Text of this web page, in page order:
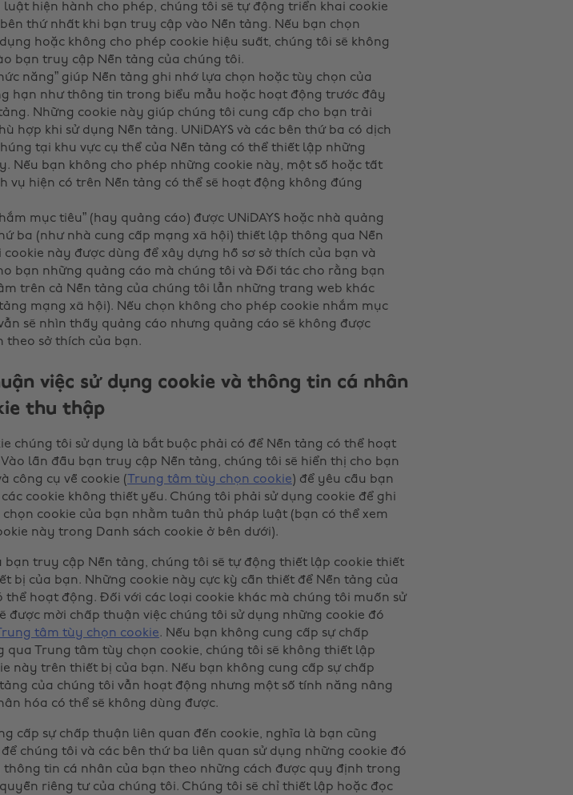
luật hiện hành cho phép, chúng tôi sẽ tự động triển khai cookie
thứ nhất khi bạn truy cập vào Nền tảng. Nếu bạn chọn
hoặc không cho phép cookie hiệu suất, chúng tôi sẽ không
bạn truy cập Nền tảng của chúng tôi.
năng” giúp Nền tảng ghi nhớ lựa chọn hoặc tùy chọn của
hạn như thông tin trong biểu mẫu hoặc hoạt động trước đây
Những cookie này giúp chúng tôi cung cấp cho bạn trải
hợp khi sử dụng Nền tảng. UNiDAYS và các bên thứ ba có dịch
tại khu vực cụ thể của Nền tảng có thể thiết lập những
Nếu bạn không cho phép những cookie này, một số hoặc tất
vụ hiện có trên Nền tảng có thể sẽ hoạt động không đúng
mục tiêu” (hay quảng cáo) được UNiDAYS hoặc nhà quảng
ba (như nhà cung cấp mạng xã hội) thiết lập thông qua Nền
cookie này được dùng để xây dựng hồ sơ sở thích của bạn và
bạn những quảng cáo mà chúng tôi và Đối tác cho rằng bạn
trên cả Nền tảng của chúng tôi lẫn những trang web khác
mạng xã hội). Nếu chọn không cho phép cookie nhắm mục
sẽ nhìn thấy quảng cáo nhưng quảng cáo sẽ không được
theo sở thích của bạn.
việc sử dụng cookie và thông tin cá nhân
thu thập
chúng tôi sử dụng là bắt buộc phải có để Nền tảng có thể hoạt
Vào lần đầu bạn truy cập Nền tảng, chúng tôi sẽ hiển thị cho bạn
công cụ về cookie ( Trung tâm tùy chọn cookie) để yêu cầu bạn
cookie không thiết yếu. Chúng tôi phải sử dụng cookie để ghi
cookie của bạn nhằm tuân thủ pháp luật (bạn có thể xem
này trong Danh sách cookie ở bên dưới).
bạn truy cập Nền tảng, chúng tôi sẽ tự động thiết lập cookie thiết
bị của bạn. Những cookie này cực kỳ cần thiết để Nền tảng của
thể hoạt động. Đối với các loại cookie khác mà chúng tôi muốn sử
được mời chấp thuận việc chúng tôi sử dụng những cookie đó
Trung tâm tùy chọn cookie. Nếu bạn không cung cấp sự chấp
qua Trung tâm tùy chọn cookie, chúng tôi sẽ không thiết lập
này trên thiết bị của bạn. Nếu bạn không cung cấp sự chấp
của chúng tôi vẫn hoạt động nhưng một số tính năng nâng
hóa có thể sẽ không dùng được.
cấp sự chấp thuận liên quan đến cookie, nghĩa là bạn cũng
chúng tôi và các bên thứ ba liên quan sử dụng những cookie đó
thông tin cá nhân của bạn theo những cách được quy định trong
riêng tư của chúng tôi. Chúng tôi sẽ chỉ thiết lập hoặc đọc